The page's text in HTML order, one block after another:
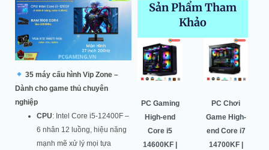
35 máy cấu hình Vip Zone –
Dành cho game thủ chuyên
nghiệp
CPU: Intel Core i5-12400F –
6 nhân 12 luồng, hiệu năng
mạnh mẽ xử lý mọi tựa
Sản Phẩm Tham
Khảo
PC Gaming
Universal –
i5 10400F |
8Gb | M.2
High-end
Core i7
14700K |
Giá
gốc
là:
64.500.000 ₫.
Giá
hiện
tại
là:
60.987.000 ₫.
PC Gaming
High-end
Core i5
14600KF |
Giá
gốc
là:
Giá
hiện
tại
50.443.000 ₫.
PC Chơi
Game High-
end Core i7
14700KF |
Giá
gốc
là:
Giá
hiện
tại